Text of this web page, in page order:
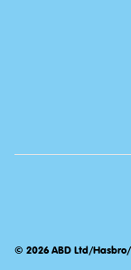
© 2026 ABD Ltd/Hasbro/